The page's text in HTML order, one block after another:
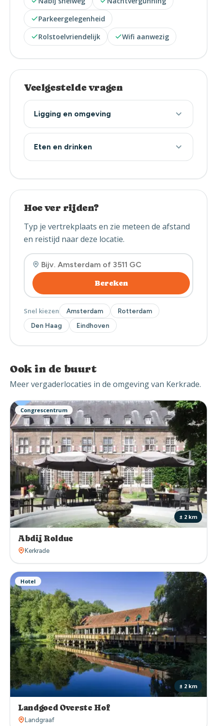
Parkeergelegenheid
Rolstoelvriendelijk
Wifi aanwezig
Veelgestelde vragen
Ligging en omgeving
Eten en drinken
Hoe ver rijden?
Typ je vertrekplaats en zie meteen de afstand
en reistijd naar deze locatie.
Bereken
Snel kiezen Amsterdam
Rotterdam
Den Haag
Eindhoven
Ook in de buurt
Meer vergaderlocaties in de omgeving van Kerkrade.
Congrescentrum
± 2 km
Abdij Rolduc
Kerkrade
Hotel
± 2 km
Landgoed Overste Hof
Landgraaf